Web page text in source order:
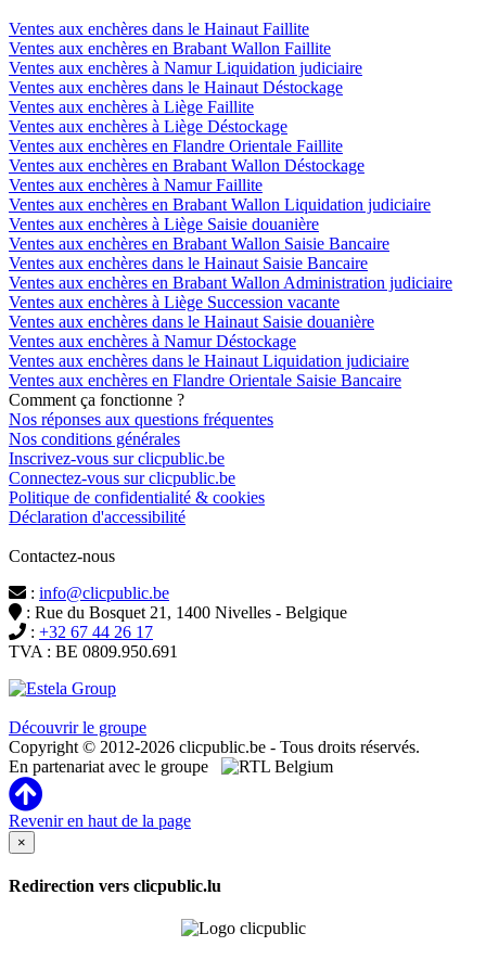
Ventes aux enchères dans le Hainaut Faillite
Ventes aux enchères en Brabant Wallon Faillite
Ventes aux enchères à Namur Liquidation judiciaire
Ventes aux enchères dans le Hainaut Déstockage
Ventes aux enchères à Liège Faillite
Ventes aux enchères à Liège Déstockage
Ventes aux enchères en Flandre Orientale Faillite
Ventes aux enchères en Brabant Wallon Déstockage
Ventes aux enchères à Namur Faillite
Ventes aux enchères en Brabant Wallon Liquidation judiciaire
Ventes aux enchères à Liège Saisie douanière
Ventes aux enchères en Brabant Wallon Saisie Bancaire
Ventes aux enchères dans le Hainaut Saisie Bancaire
Ventes aux enchères en Brabant Wallon Administration judiciaire
Ventes aux enchères à Liège Succession vacante
Ventes aux enchères dans le Hainaut Saisie douanière
Ventes aux enchères à Namur Déstockage
Ventes aux enchères dans le Hainaut Liquidation judiciaire
Ventes aux enchères en Flandre Orientale Saisie Bancaire
Comment ça fonctionne ?
Nos réponses aux questions fréquentes
Nos conditions générales
Inscrivez-vous sur clicpublic.be
Connectez-vous sur clicpublic.be
Politique de confidentialité & cookies
Déclaration d'accessibilité
Contactez-nous
: info@clicpublic.be
: Rue du Bosquet 21, 1400 Nivelles - Belgique
: +32 67 44 26 17
TVA : BE 0809.950.691
Découvrir le groupe
Copyright © 2012-2026 clicpublic.be - Tous droits réservés.
En partenariat avec le groupe
Revenir en haut de la page
×
Redirection vers clicpublic.lu